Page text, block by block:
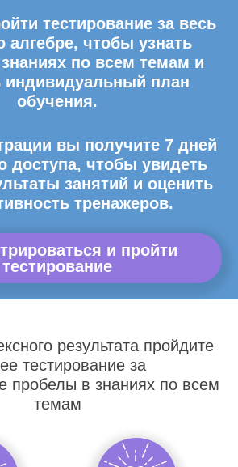
тестирование за весь
алгебре, чтобы узнать
по всем темам и
индивидуальный план
обучения.
вы получите 7 дней
доступа, чтобы увидеть
занятий и оценить
тренажеров.
и пройти
тестирование
результата пройдите
тестирование за
пробелы в знаниях по всем
темам